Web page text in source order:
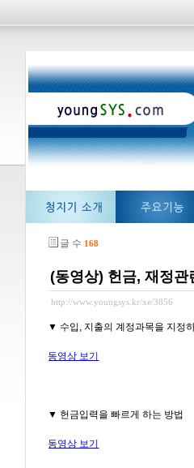
글 수 168
(동영상) 헌금, 재정관
http://www.youngsys.kr/xe/3856
▼ 수입, 지출의 계정과목을 지정
동영상 보기
▼ 헌금입력을 빠르게 하는 방법
동영상 보기